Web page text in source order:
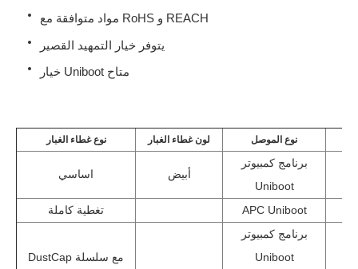
مواد متوافقة مع RoHS و REACH
يتوفر خيار التمهيد القصير
خيار Uniboot متاح
نوع غطاء الغبار لون غطاء الغبار نوع الموصل
اساسي أبيض
برنامج كمبيوتر
Uniboot
تغطية كاملة
APC Uniboot
DustCap مع سلسلة
برنامج كمبيوتر
Uniboot